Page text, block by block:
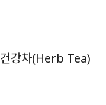
건강차(Herb Tea)